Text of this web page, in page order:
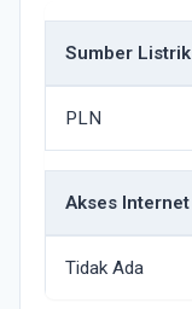
Sumber Listrik
PLN
Akses Internet
Tidak Ada